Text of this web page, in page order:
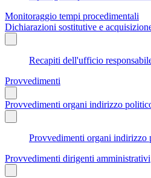
Monitoraggio tempi procedimentali
Dichiarazioni sostitutive e
Recapiti dell'ufficio
Provvedimenti
Provvedimenti organi indirizzo
Provvedimenti organi indirizzo
Provvedimenti dirigenti amministrativi